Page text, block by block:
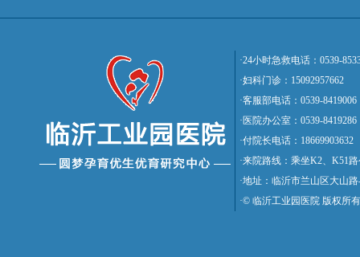
·24小时急救电话：0539-
·妇科门诊：15092957662
·客服部电话：0539-8419006
·医院办公室：0539-8419286
·付院长电话：18669903632
·来院路线：乘坐K2、K51
·地址：临沂市兰山区大山
·© 临沂工业园医院 版权所